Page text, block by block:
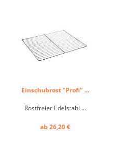
Einschubrost "Profi" ...
Rostfreier Edelstahl ...
ab 26,20 €